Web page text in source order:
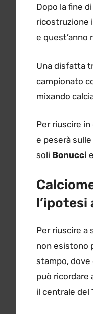
Dopo la fine
ricostruzione
e
Una disfatta
campionato
mixando
Per riuscire
e peserà
soli Bonucci e
l’ipotesi
Per riuscire a
non esistono
stampo,
può ricordare
il centrale del